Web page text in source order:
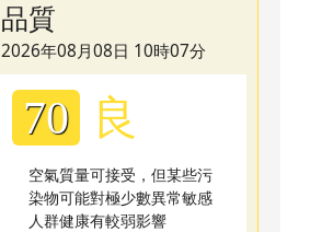
品質
2026年08月08日 10時07分
70 良
空氣質量可接受，但某些污
染物可能對極少數異常敏感
人群健康有較弱影響